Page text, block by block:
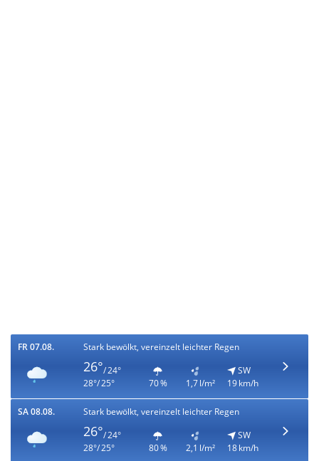
FR 07.08. Stark bewölkt, vereinzelt leichter Regen
26°/ 24°
28°/ 25°
70 % 1,7 l/m²
SW
19 km/h
SA 08.08. Stark bewölkt, vereinzelt leichter Regen
26°/ 24°
28°/ 25°
80 % 2,1 l/m²
SW
18 km/h